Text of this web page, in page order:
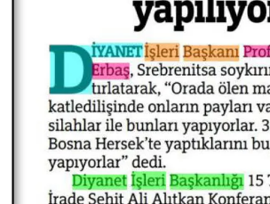
Muğla Müftülüğü
Muş Müftülüğü
Nevşehir Müftülüğü
Niğde Müftülüğü
Ordu Müftülüğü